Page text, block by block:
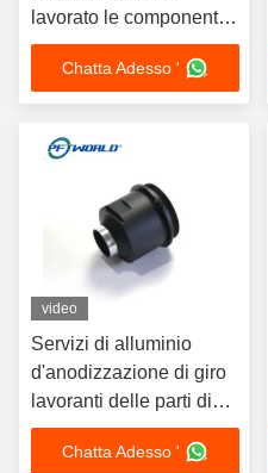
lavorato le componenti a
macchina di alluminio
delle parti
Chatta Adesso '
video
Servizi di alluminio
d'anodizzazione di giro
lavoranti delle parti di
fresatura del metallo di
CNCChatta Adesso '